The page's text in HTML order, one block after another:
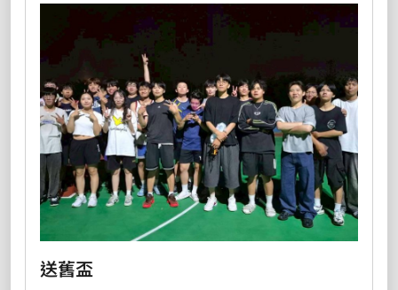
送舊盃